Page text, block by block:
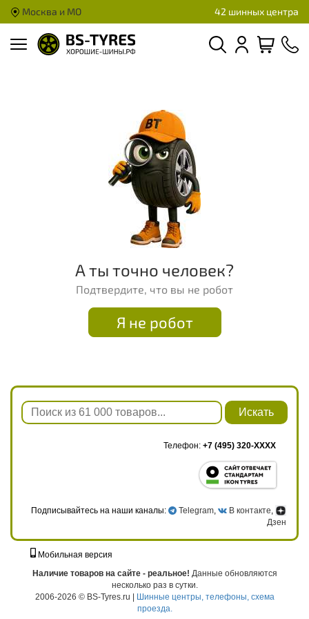
Москва и МО 42 шинных центра
А ты точно человек?
Подтвердите, что вы не робот
Я не робот
Искать
Телефон: +7 (495) 320-XXXX
Подписывайтесь на наши каналы: Telegram , В контакте
Дзен
Мобильная версия
Наличие товаров на сайте - реальное! Данные обновляются
несколько раз в сутки.
2006-2026 © BS-Tyres.ru | Шинные центры, телефоны, схема
проезда.